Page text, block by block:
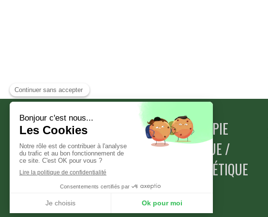
CABINET D'HYPNOTHÉRAPIE
CLINIQUE THÉRAPEUTIQUE /
CENTRE DE SOINS ENERGÉTIQUE